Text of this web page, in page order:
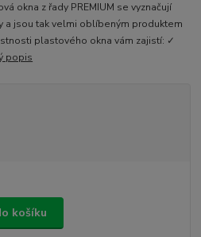
okna z řady PREMIUM se vyznačují
a jsou tak velmi oblíbeným produktem
plastového okna vám zajistí: ✓
popis
košíku